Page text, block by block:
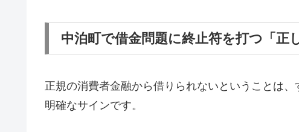
中泊町で借金問題に終止符を打つ「正
正規の消費者金融から借りられないということは
明確なサインです。